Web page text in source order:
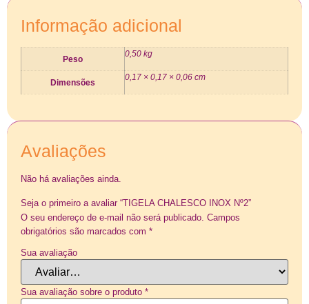
Informação adicional
Peso
0,50 kg
Dimensões
0,17 × 0,17 × 0,06 cm
Avaliações
Não há avaliações ainda.
Seja o primeiro a avaliar “TIGELA CHALESCO INOX Nº2”
O seu endereço de e-mail não será publicado. Campos
obrigatórios são marcados com *
Sua avaliação
Sua avaliação sobre o produto *